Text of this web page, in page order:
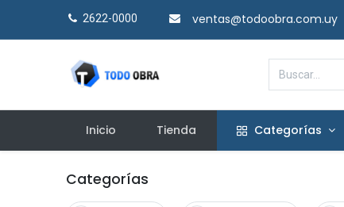
2622-0000​ ventas@todoobra.com.uy
Inicio Tienda Categorías
Categorías